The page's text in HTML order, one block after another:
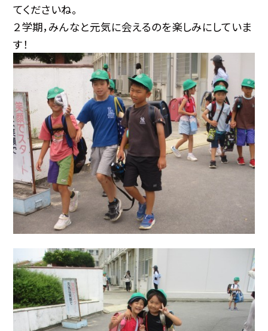
てくださいね。
２学期，みんなと元気に会えるのを楽しみにしていま
す！